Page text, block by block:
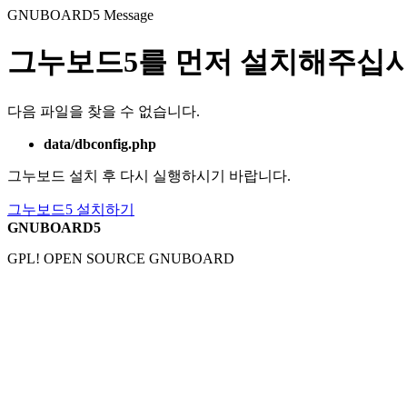
GNUBOARD5 Message
그누보드5를 먼저 설치해주십
다음 파일을 찾을 수 없습니다.
data/dbconfig.php
그누보드 설치 후 다시 실행하시기 바랍니다.
그누보드5 설치하기
GNUBOARD5
GPL! OPEN SOURCE GNUBOARD